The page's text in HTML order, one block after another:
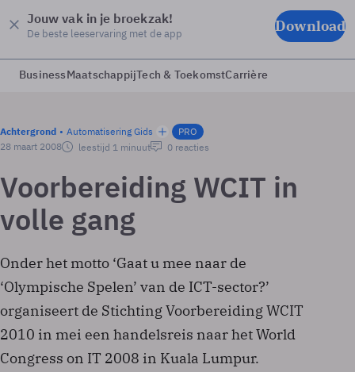
Jouw vak in je broekzak!
De beste leeservaring met de app Download
BusinessMaatschappijTech & ToekomstCarrière
Achtergrond Automatisering Gids
PRO
28 maart 2008
leestijd 1 minuut 0 reacties
Voorbereiding WCIT in
volle gang
Onder het motto ‘Gaat u mee naar de
‘Olympische Spelen’ van de ICT-sector?’
organiseert de Stichting Voorbereiding WCIT
2010 in mei een handelsreis naar het World
Congress on IT 2008 in Kuala Lumpur.